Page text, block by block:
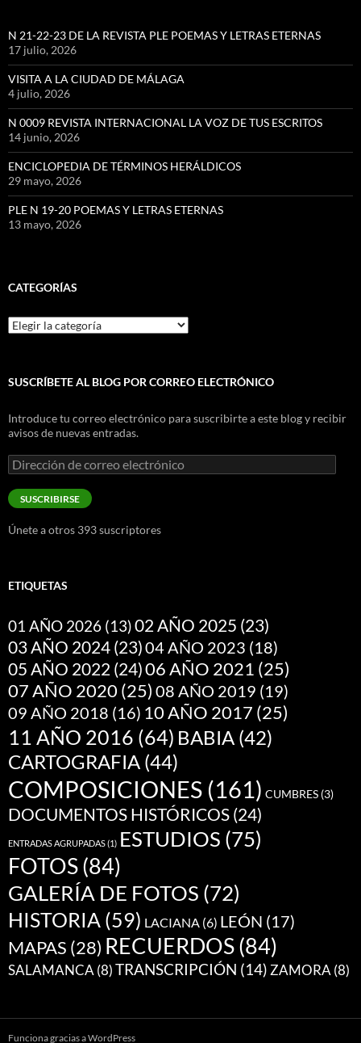
N 21-22-23 DE LA REVISTA PLE POEMAS Y LETRAS ETERNAS
17 julio, 2026
VISITA A LA CIUDAD DE MÁLAGA
4 julio, 2026
N 0009 REVISTA INTERNACIONAL LA VOZ DE TUS ESCRITOS
14 junio, 2026
ENCICLOPEDIA DE TÉRMINOS HERÁLDICOS
29 mayo, 2026
PLE N 19-20 POEMAS Y LETRAS ETERNAS
13 mayo, 2026
CATEGORÍAS
Categorías
SUSCRÍBETE AL BLOG POR CORREO ELECTRÓNICO
Introduce tu correo electrónico para suscribirte a este blog y recibir
avisos de nuevas entradas.
Dirección
de
correo
electrónico
SUSCRIBIRSE
Únete a otros 393 suscriptores
ETIQUETAS
01 AÑO 2026 (13)02 AÑO 2025 (23)
03 AÑO 2024(23)04 AÑO 2023 (18)
05 AÑO 2022 (24)06 AÑO 2021 (25)
07 AÑO 2020 (25) 08 AÑO 2019 (19)
09 AÑO 2018 (16) 10 AÑO 2017 (25)
11 AÑO 2016 (64) BABIA (42)
CARTOGRAFIA (44)
COMPOSICIONES (161) CUMBRES (3)
DOCUMENTOS HISTÓRICOS(24)
ENTRADAS AGRUPADAS(1) ESTUDIOS (75)
FOTOS(84)
GALERÍA DE FOTOS (72)
HISTORIA (59) LACIANA (6) LEÓN (17)
MAPAS (28) RECUERDOS(84)
SALAMANCA (8)TRANSCRIPCIÓN (14) ZAMORA (8)
Funciona gracias a WordPress